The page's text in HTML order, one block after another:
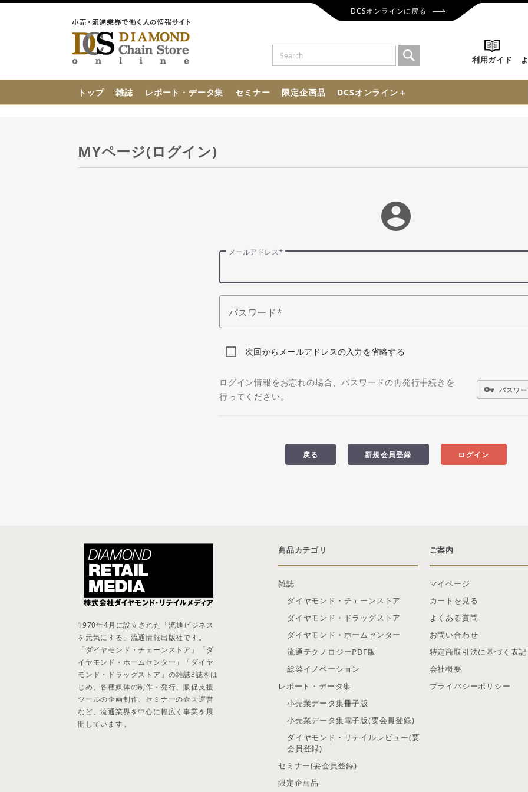
DCSオンラインに戻る
利用ガイド
トップ 雑誌 レポート・データ集 セミナー 限定企画品 DCSオンライン＋
MYページ(ログイン)
account_circle
メールアドレス
パスワード
次回からメールアドレスの入力を省略する
ログイン情報をお忘れの場合、パスワードの再発行手続きを
行ってください。
vpn_key パスワ
ログイン
新規会員登録
戻る
商品カテゴリ
雑誌
ダイヤモンド・チェーンストア
ダイヤモンド・ドラッグストア
ダイヤモンド・ホームセンター
流通テクノロジーPDF版
総菜イノベーション
レポート・データ集
小売業データ集冊子版
小売業データ集電子版(要会員登録)
ダイヤモンド・リテイルレビュー(要
会員登録)
セミナー(要会員登録)
限定企画品
ご案内
マイページ
カートを見る
よくある質問
お問い合わせ
特定商取引法に基づく表記
会社概要
プライバシーポリシー
1970年4月に設立された「流通ビジネス
を元気にする」流通情報出版社です。
「ダイヤモンド・チェーンストア」「ダ
イヤモンド・ホームセンター」「ダイヤ
モンド・ドラッグストア」の雑誌3誌をは
じめ、各種媒体の制作・発行、販促支援
ツールの企画制作、セミナーの企画運営
など、流通業界を中心に幅広く事業を展
開しています。